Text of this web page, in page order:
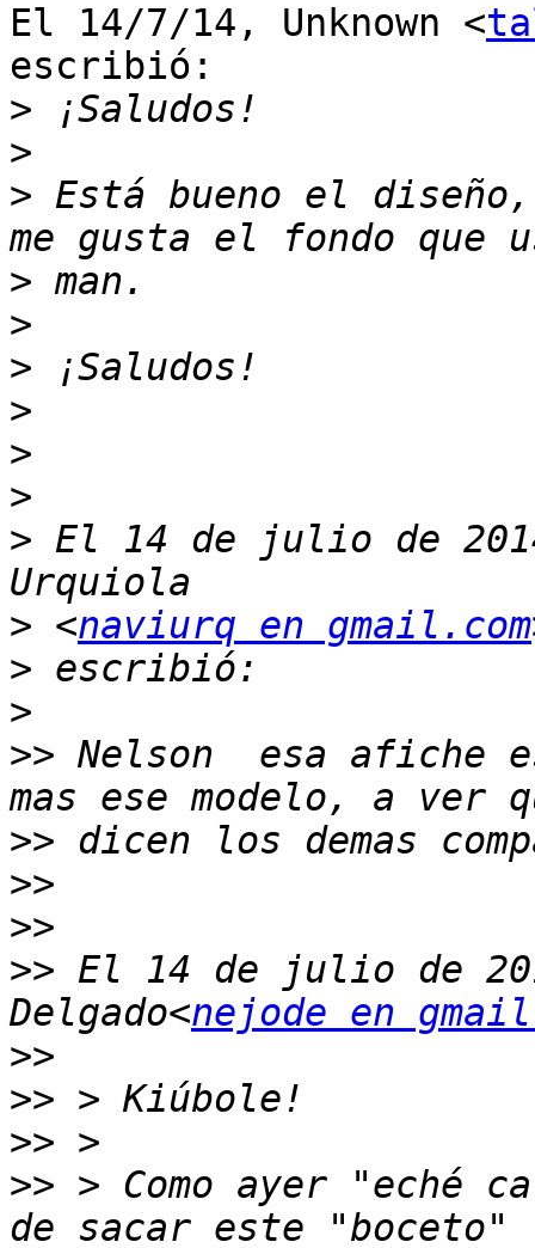
El 14/7/14, Unknown <
escribió:
>
>
> Está bueno el
>
>
>
>
>
>
> El 14 de julio de
> <naviurq en gmail.com
>
>
>> Nelson  esa afiche
>>
>>
>>
>> El 14 de julio de
Delgado<nejode en
>>
>>
>>
>> > Como ayer "eché